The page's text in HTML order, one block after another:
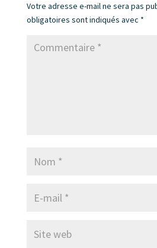
Votre adresse e-mail ne sera pas
obligatoires sont indiqués avec *